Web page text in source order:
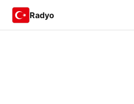
Radyo